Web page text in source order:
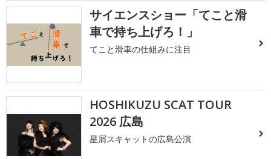
サイエンスショー「てこと滑
車で持ち上げろ！」
てこと滑車の仕組みに注目
HOSHIKUZU SCAT TOUR
2026 広島
星屑スキャットの広島公演